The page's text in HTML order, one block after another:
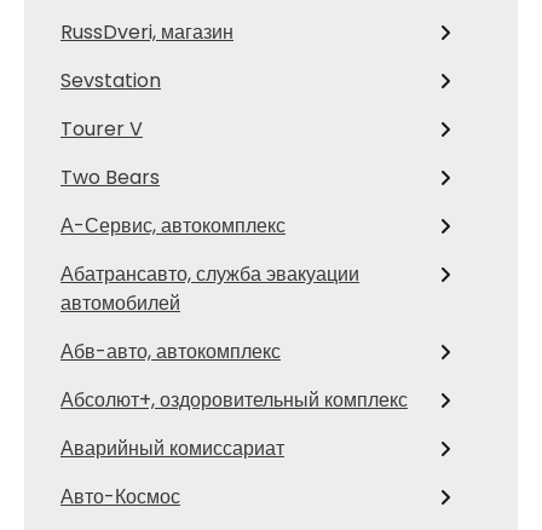
RussDveri, магазин
Sevstation
Tourer V
Two Bears
А-Сервис, автокомплекс
Абатрансавто, служба эвакуации
автомобилей
Абв-авто, автокомплекс
Абсолют+, оздоровительный комплекс
Аварийный комиссариат
Авто-Космос